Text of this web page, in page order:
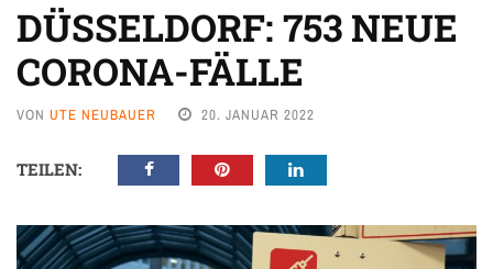
DÜSSELDORF: 753 NEUE
CORONA-FÄLLE
VON UTE NEUBAUER 20. JANUAR 2022
TEILEN: